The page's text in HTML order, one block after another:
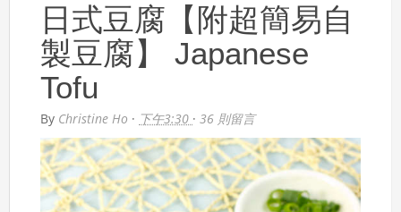
日式豆腐【附超簡易自
製豆腐】 Japanese
Tofu
By Christine Ho · 下午3:30 ·36 則留言